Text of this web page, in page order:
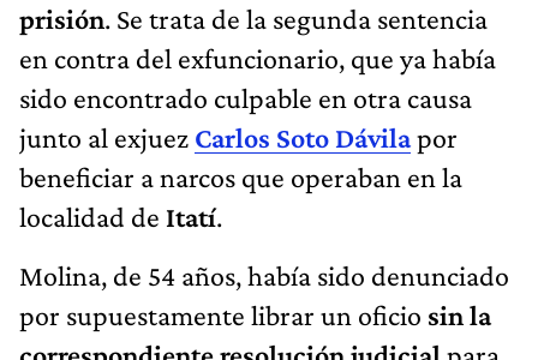
prisión. Se trata de la segunda sentencia
en contra del exfuncionario, que ya había
sido encontrado culpable en otra causa
junto al exjuez Carlos Soto Dávilapor
beneficiar a narcos que operaban en la
localidad de Itatí.
Molina, de 54 años, había sido denunciado
por supuestamente librar un oficio sin la